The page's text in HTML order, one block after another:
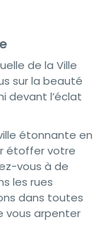
de la Ville
sur la beauté
devant l’éclat
étonnante en
étoffer votre
vous à de
les rues
dans toutes
vous arpenter